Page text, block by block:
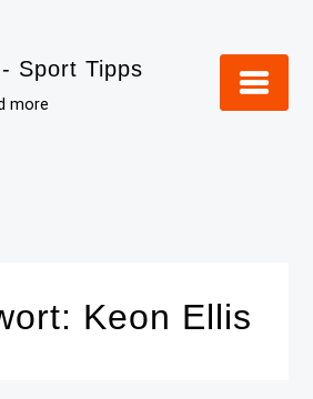
Sport Tipps
more
Keon Ellis